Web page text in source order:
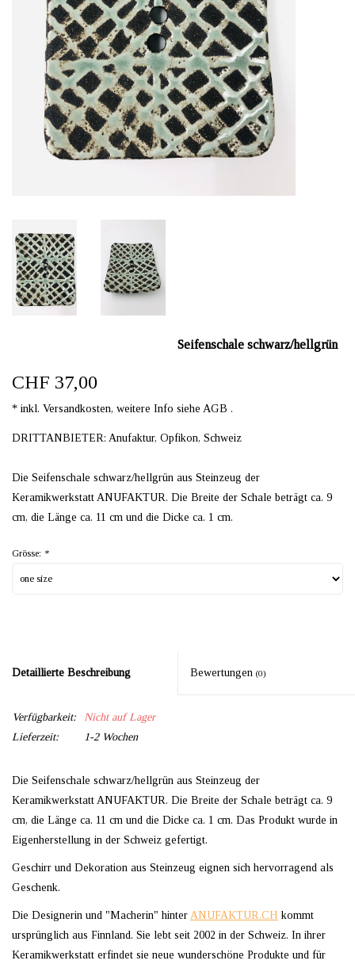
Seifenschale schwarz/hellgrün
CHF 37,00
* inkl. Versandkosten, weitere Info siehe AGB .
DRITTANBIETER: Anufaktur, Opfikon, Schweiz
Die Seifenschale schwarz/hellgrün aus Steinzeug der
Keramikwerkstatt ANUFAKTUR. Die Breite der Schale beträgt ca. 9
cm, die Länge ca. 11 cm und die Dicke ca. 1 cm.
Grösse: *
Detaillierte Beschreibung Bewertungen (0)
Verfügbarkeit:
Nicht auf Lager
Lieferzeit:
1-2 Wochen
Die Seifenschale schwarz/hellgrün aus Steinzeug der
Keramikwerkstatt ANUFAKTUR. Die Breite der Schale beträgt ca. 9
cm, die Länge ca. 11 cm und die Dicke ca. 1 cm. Das Produkt wurde in
Eigenherstellung in der Schweiz gefertigt.
Geschirr und Dekoration aus Steinzeug eignen sich hervorragend als
Geschenk.
Die Designerin und "Macherin" hinter ANUFAKTUR.CH kommt
ursprünglich aus Finnland. Sie lebt seit 2002 in der Schweiz. In ihrer
Keramikwerkstatt erfindet sie neue wunderschöne Produkte und für